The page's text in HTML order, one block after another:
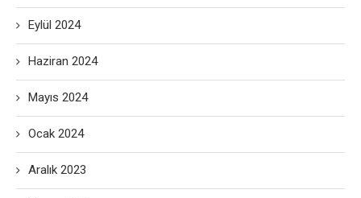
Eylül 2024
Haziran 2024
Mayıs 2024
Ocak 2024
Aralık 2023